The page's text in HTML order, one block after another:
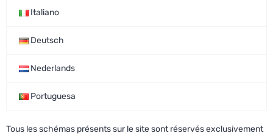
Italiano
Deutsch
Nederlands
Portuguesa
Tous les schémas présents sur le site sont réservés exclusivement